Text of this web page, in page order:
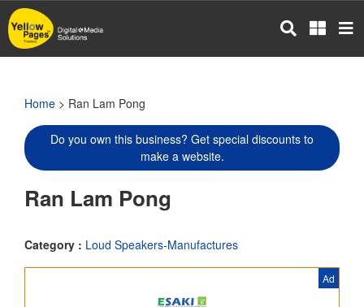
Skip
to
main
Home > Ran Lam Pong
Do you own this business? Get special discounts to
make a website.
Ran Lam Pong
Category : Loud Speakers-Manufactures
Ad